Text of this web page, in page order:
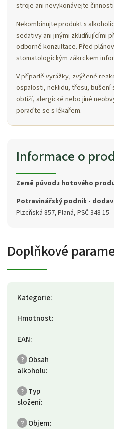
stroje ani nevykonávejte
Nekombinujte produkt s
sedativy ani jinými zklidňujícími
odborné konzultace. Před
stomatologickým zákrokem
V případě vyrážky, zvýšené
ospalosti, neklidu, třesu, bušení
obtíží, alergické nebo jiné
poraďte se s lékařem.
Informace o
Země původu hotového
Potravinářský podnik -
Plzeňská 857, Planá, PSČ 348 15
Doplňkové
Kategorie:
Hmotnost:
EAN:
? Obsah
alkoholu:
? Typ
složení:
? Objem: